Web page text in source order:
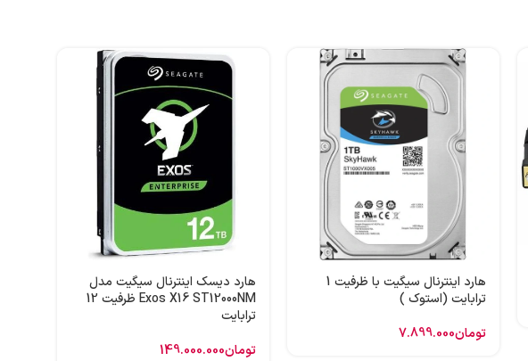
هارد اینترنال سیگیت با ظرفیت 1
ترابایت (استوک )
تومان7.899.000
هارد دیسک اینترنال سیگیت مدل
Exos X16 ST12000NM ظرفیت 12
ترابایت
تومان149.000.000